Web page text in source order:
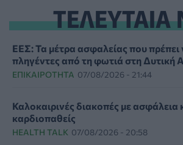
ΤΕΛΕΥΤΑΙΑ
ΕΕΣ: Τα μέτρα ασφαλείας που πρέπει
πληγέντες από τη φωτιά στη Δυτική
ΕΠΙΚΑΙΡΌΤΗΤΑ 07/08/2026 - 21:44
Καλοκαιρινές διακοπές με ασφάλεια
καρδιοπαθείς
HEALTH TALK 07/08/2026 - 20:58